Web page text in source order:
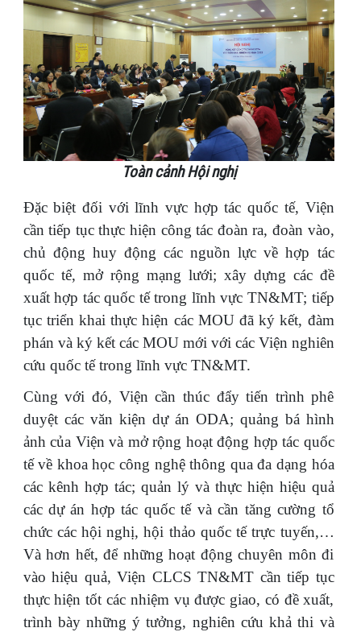
Toàn cảnh Hội nghị
Đặc biệt đối với lĩnh vực hợp tác quốc tế, Viện
cần tiếp tục thực hiện công tác đoàn ra, đoàn vào,
chủ động huy động các nguồn lực về hợp tác
quốc tế, mở rộng mạng lưới; xây dựng các đề
xuất hợp tác quốc tế trong lĩnh vực TN&MT; tiếp
tục triển khai thực hiện các MOU đã ký kết, đàm
phán và ký kết các MOU mới với các Viện nghiên
cứu quốc tế trong lĩnh vực TN&MT.
Cùng với đó, Viện cần thúc đẩy tiến trình phê
duyệt các văn kiện dự án ODA; quảng bá hình
ảnh của Viện và mở rộng hoạt động hợp tác quốc
tế về khoa học công nghệ thông qua đa dạng hóa
các kênh hợp tác; quản lý và thực hiện hiệu quả
các dự án hợp tác quốc tế và cần tăng cường tổ
chức các hội nghị, hội thảo quốc tế trực tuyến,…
Và hơn hết, để những hoạt động chuyên môn đi
vào hiệu quả, Viện CLCS TN&MT cần tiếp tục
thực hiện tốt các nhiệm vụ được giao, có đề xuất,
trình bày những ý tưởng, nghiên cứu khả thi và